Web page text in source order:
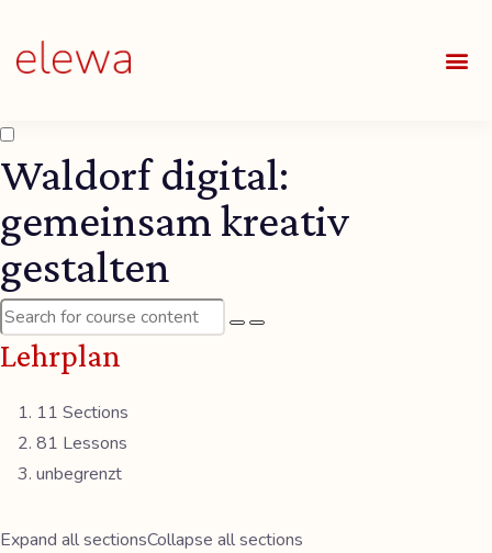
Waldorf digital:
gemeinsam kreativ
gestalten
Lehrplan
11 Sections
81 Lessons
unbegrenzt
Expand all sectionsCollapse all sections